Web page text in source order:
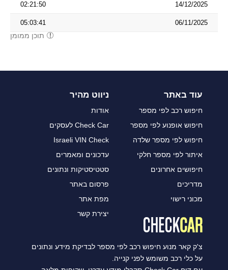
14/12/2025
02:21:50
06/11/2025
05:03:41
תוכן ממומן
עוד באתר
חיפוש רכב לפי מספר
חיפוש אופנוע לפי מספר
חיפוש לפי מספר שלדה
איתור לפי מספר חלקי
חיפושים אחרונים
מדריכים
מכוני רישוי
ניווט מהיר
אודות
Check Car לעסקים
Israeli VIN Check
עדכונים ומאמרים
סטטיסטיקות ונתונים
פרסום באתר
מפת אתר
יצירת קשר
צ'ק קאר מנוע חיפוש רכב לפי מספר לבדיקת מידע ונתונים
על כלי רכב משומש לפני קנייה.